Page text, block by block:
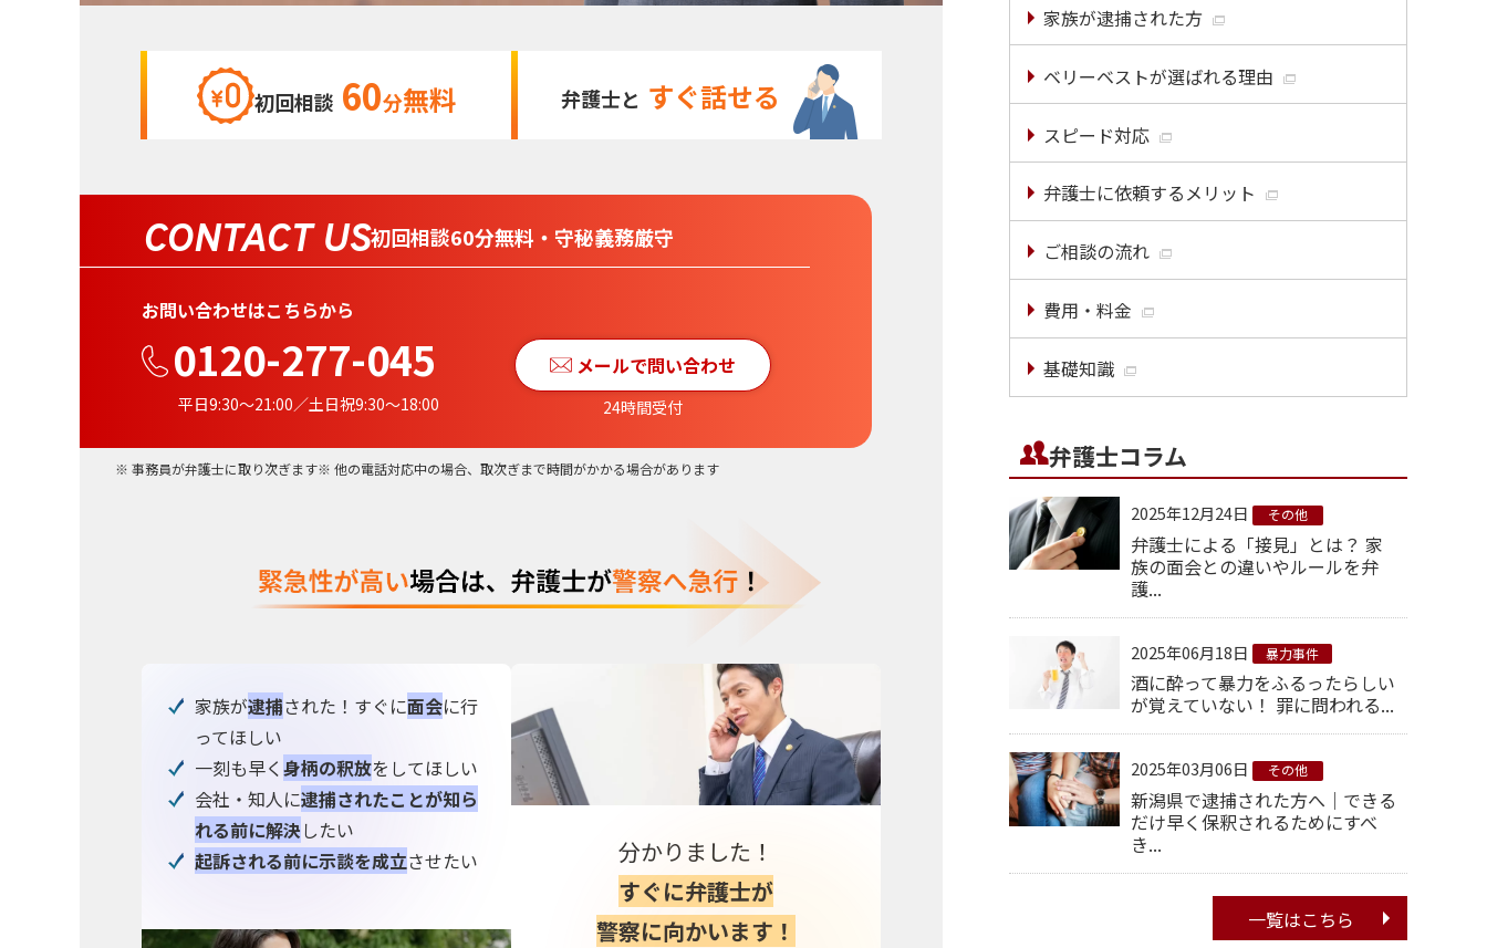
初回相談 60分無料 弁護士と すぐ話せる
CONTACT US初回相談60分無料 ・ 守秘義務厳守
お問い合わせはこちらから
0120-277-045
平日9:30〜21:00／土日祝9:30〜18:00
メールで問い合わせ
24時間受付
事務員が弁護士に取り次ぎます 他の電話対応中の場合、取次ぎまで時間がかかる場合があります
家族が逮捕された！すぐに面会に行
ってほしい
一刻も早く 身柄の釈放をしてほしい
会社・知人に逮捕されたことが知ら
れる前に解決したい
起訴される前に示談を成立させたい
分かりました！
すぐに弁護士が
警察に向かいます！
家族が逮捕された方
ベリーベストが選ばれる理由
スピード対応
弁護士に依頼するメリット
ご相談の流れ
費用・料金
基礎知識
弁護士コラム
2025年12月24日 その他
弁護士による「接見」とは？ 家
族の面会との違いやルールを弁
護...
2025年06月18日 暴力事件
酒に酔って暴力をふるったらしい
が覚えていない！ 罪に問われる...
2025年03月06日 その他
新潟県で逮捕された方へ｜できる
だけ早く保釈されるためにすべ
き...
一覧はこちら